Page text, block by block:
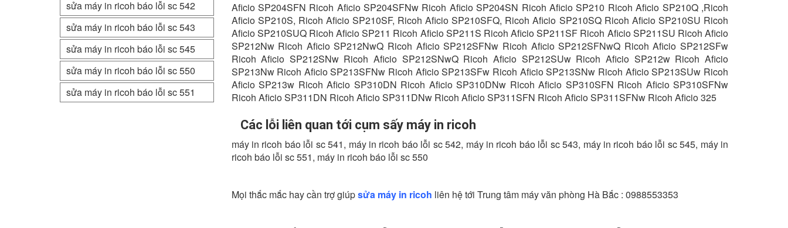
sửa máy in ricoh báo lỗi sc 542
sửa máy in ricoh báo lỗi sc 543
sửa máy in ricoh báo lỗi sc 545
sửa máy in ricoh báo lỗi sc 550
sửa máy in ricoh báo lỗi sc 551
Aficio SP204SFN Ricoh Aficio SP204SFNw Ricoh Aficio SP204SN Ricoh Aficio SP210 Ricoh Aficio SP210Q ,Ricoh
Aficio SP210S, Ricoh Aficio SP210SF, Ricoh Aficio SP210SFQ, Ricoh Aficio SP210SQ Ricoh Aficio SP210SU Ricoh
Aficio SP210SUQ Ricoh Aficio SP211 Ricoh Aficio SP211S Ricoh Aficio SP211SF Ricoh Aficio SP211SU Ricoh Aficio
SP212Nw Ricoh Aficio SP212NwQ Ricoh Aficio SP212SFNw Ricoh Aficio SP212SFNwQ Ricoh Aficio SP212SFw
Ricoh Aficio SP212SNw Ricoh Aficio SP212SNwQ Ricoh Aficio SP212SUw Ricoh Aficio SP212w Ricoh Aficio
SP213Nw Ricoh Aficio SP213SFNw Ricoh Aficio SP213SFw Ricoh Aficio SP213SNw Ricoh Aficio SP213SUw Ricoh
Aficio SP213w Ricoh Aficio SP310DN Ricoh Aficio SP310DNw Ricoh Aficio SP310SFN Ricoh Aficio SP310SFNw
Ricoh Aficio SP311DN Ricoh Aficio SP311DNw Ricoh Aficio SP311SFN Ricoh Aficio SP311SFNw Ricoh Aficio 325
Các lỗi liên quan tới cụm sấy máy in ricoh
máy in ricoh báo lỗi sc 541, máy in ricoh báo lỗi sc 542, máy in ricoh báo lỗi sc 543, máy in ricoh báo lỗi sc 545, máy in
ricoh báo lỗi sc 551, máy in ricoh báo lỗi sc 550
Mọi thắc mắc hay cần trợ giúpsửa máy in ricoh liên hệ tới Trung tâm máy văn phòng Hà Bắc : 0988553353